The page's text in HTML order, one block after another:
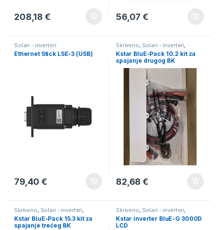
208,18€ 56,07€
Solari - inverteri
Ethernet Stick LSE-3 (USB)
79,40€
Skriveno Solari - inverteri
Solarni paneli
Kstar BluE-Pack 10.2 kit za
spajanje drugog BK
82,68€
Skriveno Solari - inverteri
Solarni paneli
Kstar BluE-Pack 15.3 kit za
spajanje trećeg BK
Skriveno Solari - inverteri
Solarni paneli
Kstar inverter BluE-G 3000D
LCD